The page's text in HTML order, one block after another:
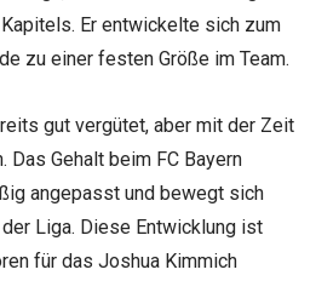
Er entwickelte sich zum
zu einer festen Größe im Team.
gut vergütet, aber mit der Zeit
Gehalt beim FC Bayern
angepasst und bewegt sich
Liga. Diese Entwicklung ist
für das Joshua Kimmich